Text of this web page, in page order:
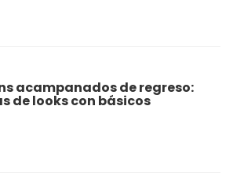
acampanados de regreso:
de looks con básicos